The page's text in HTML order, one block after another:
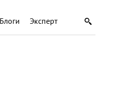
Блоги Эксперт